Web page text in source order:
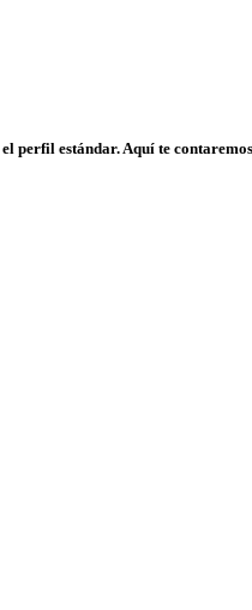
el perfil estándar. Aquí te